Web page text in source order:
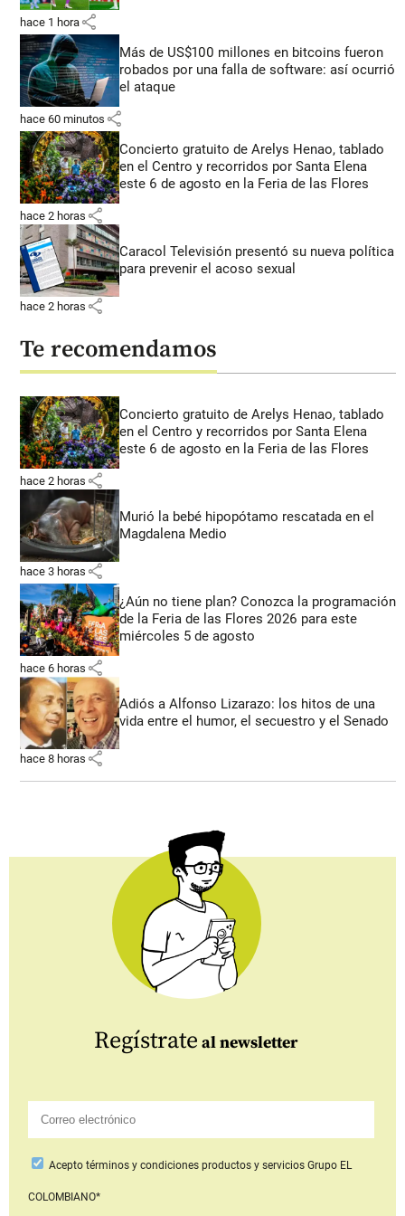
hace 1 hora share
Más de US$100 millones en bitcoins fueron
robados por una falla de software: así ocurrió
el ataque
hace 60 minutos share
Concierto gratuito de Arelys Henao, tablado
en el Centro y recorridos por Santa Elena
este 6 de agosto en la Feria de las Flores
hace 2 horas share
Caracol Televisión presentó su nueva política
para prevenir el acoso sexual
hace 2 horas share
Te recomendamos
Concierto gratuito de Arelys Henao, tablado
en el Centro y recorridos por Santa Elena
este 6 de agosto en la Feria de las Flores
hace 2 horas share
Murió la bebé hipopótamo rescatada en el
Magdalena Medio
hace 3 horas share
¿Aún no tiene plan? Conozca la programación
de la Feria de las Flores 2026 para este
miércoles 5 de agosto
hace 6 horas share
Adiós a Alfonso Lizarazo: los hitos de una
vida entre el humor, el secuestro y el Senado
hace 8 horas share
Regístrate al newsletter
Aceptotérminos y condiciones productos y serviciosGrupo EL
COLOMBIANO*